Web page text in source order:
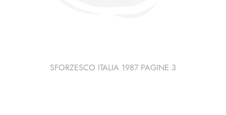
SFORZESCO ITALIA 1987 PAGINE 3